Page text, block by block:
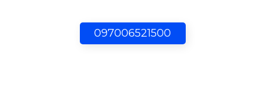
097006521500